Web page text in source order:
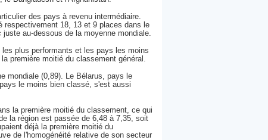
des pays à revenu intermédiaire.
respectivement 18, 13 et 9 places dans le
au-dessous de la moyenne mondiale.
plus performants et les pays les moins
première moitié du classement général.
mondiale (0,89). Le Bélarus, pays le
le moins bien classé, s'est aussi
la première moitié du classement, ce qui
la région est passée de 6,48 à 7,35, soit
déjà la première moitié du
de l'homogénéité relative de son secteur